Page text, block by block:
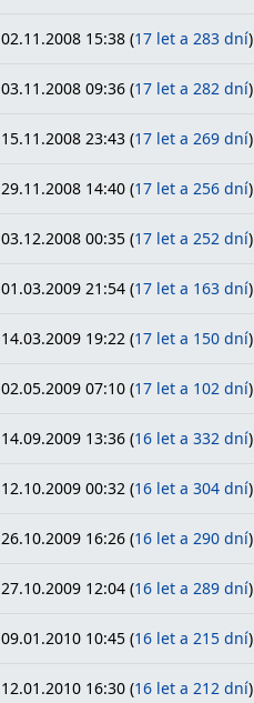
02.11.2008 15:38 (17 let a 283 dní)
03.11.2008 09:36 (17 let a 282 dní)
15.11.2008 23:43 (17 let a 269 dní)
29.11.2008 14:40 (17 let a 256 dní)
03.12.2008 00:35 (17 let a 252 dní)
01.03.2009 21:54 (17 let a 163 dní)
14.03.2009 19:22 (17 let a 150 dní)
02.05.2009 07:10 (17 let a 102 dní)
14.09.2009 13:36 (16 let a 332 dní)
12.10.2009 00:32 (16 let a 304 dní)
26.10.2009 16:26 (16 let a 290 dní)
27.10.2009 12:04 (16 let a 289 dní)
09.01.2010 10:45 (16 let a 215 dní)
12.01.2010 16:30 (16 let a 212 dní)